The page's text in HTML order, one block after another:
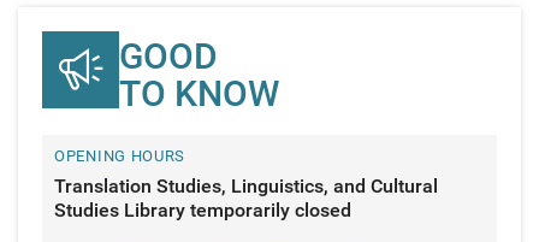
Highlights,
news
upcoming
events
GOOD
TO KNOW
OPENING HOURS
Translation Studies, Linguistics, and Cultural
Studies Library temporarily closed